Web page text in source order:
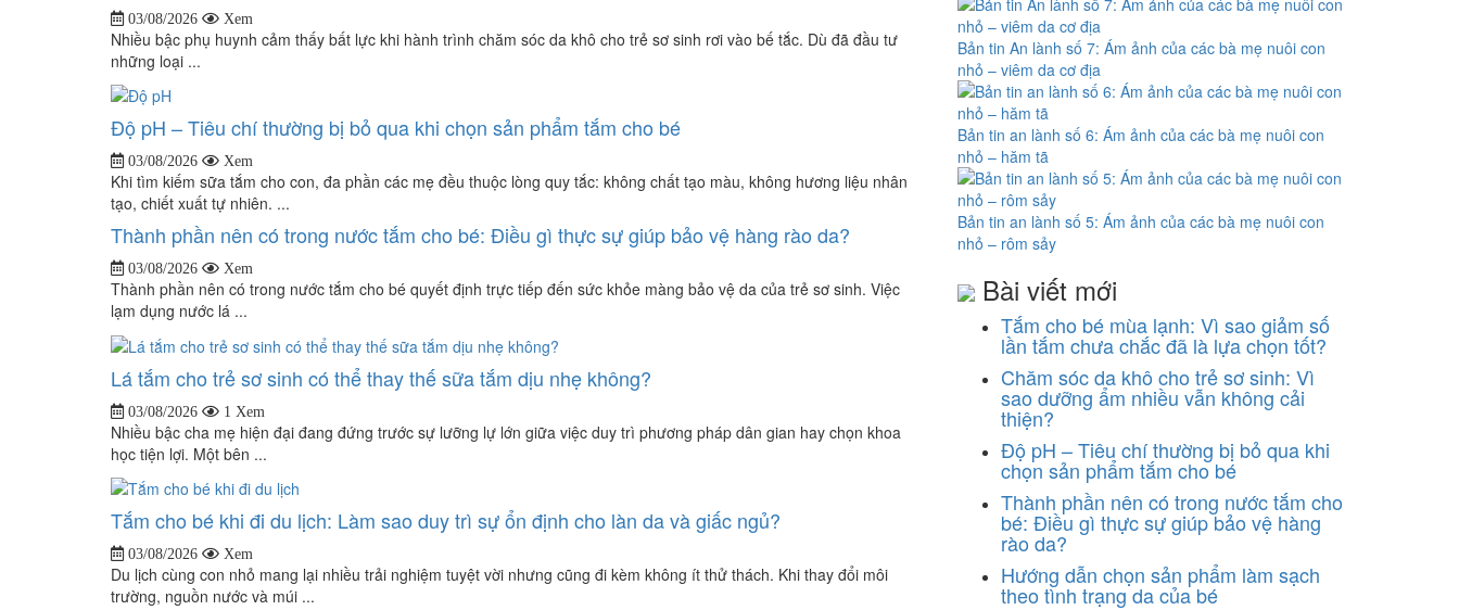
03/08/2026 Xem
Nhiều bậc phụ huynh cảm thấy bất lực khi hành trình chăm sóc da khô cho trẻ sơ sinh rơi vào bế tắc. Dù đã đầu tư
những loại ...
Độ pH – Tiêu chí thường bị bỏ qua khi chọn sản phẩm tắm cho bé
03/08/2026 Xem
Khi tìm kiếm sữa tắm cho con, đa phần các mẹ đều thuộc lòng quy tắc: không chất tạo màu, không hương liệu nhân
tạo, chiết xuất tự nhiên. ...
Thành phần nên có trong nước tắm cho bé: Điều gì thực sự giúp bảo vệ hàng rào da?
03/08/2026 Xem
Thành phần nên có trong nước tắm cho bé quyết định trực tiếp đến sức khỏe màng bảo vệ da của trẻ sơ sinh. Việc
lạm dụng nước lá ...
Lá tắm cho trẻ sơ sinh có thể thay thế sữa tắm dịu nhẹ không?
03/08/2026 1 Xem
Nhiều bậc cha mẹ hiện đại đang đứng trước sự lưỡng lự lớn giữa việc duy trì phương pháp dân gian hay chọn khoa
học tiện lợi. Một bên ...
Tắm cho bé khi đi du lịch: Làm sao duy trì sự ổn định cho làn da và giấc ngủ?
03/08/2026 Xem
Du lịch cùng con nhỏ mang lại nhiều trải nghiệm tuyệt vời nhưng cũng đi kèm không ít thử thách. Khi thay đổi môi
trường, nguồn nước và múi ...
Bản tin An lành số 7: Ám ảnh của các bà mẹ nuôi con
nhỏ – viêm da cơ địa
Bản tin an lành số 6: Ám ảnh của các bà mẹ nuôi con
nhỏ – hăm tã
Bản tin an lành số 5: Ám ảnh của các bà mẹ nuôi con
nhỏ – rôm sảy
Bài viết mới
Tắm cho bé mùa lạnh: Vì sao giảm số
lần tắm chưa chắc đã là lựa chọn tốt?
Chăm sóc da khô cho trẻ sơ sinh: Vì
sao dưỡng ẩm nhiều vẫn không cải
thiện?
Độ pH – Tiêu chí thường bị bỏ qua khi
chọn sản phẩm tắm cho bé
Thành phần nên có trong nước tắm cho
bé: Điều gì thực sự giúp bảo vệ hàng
rào da?
Hướng dẫn chọn sản phẩm làm sạch
theo tình trạng da của bé